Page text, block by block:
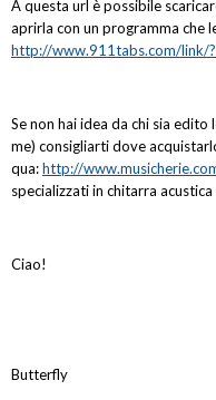
A questa url è possibile
aprirla con un programma che
http://www.911tabs.com/link/
Se non hai idea da chi sia
me) consigliarti dove
qua:http://
specializzati in chitarra acustica
Ciao!
Butterfly